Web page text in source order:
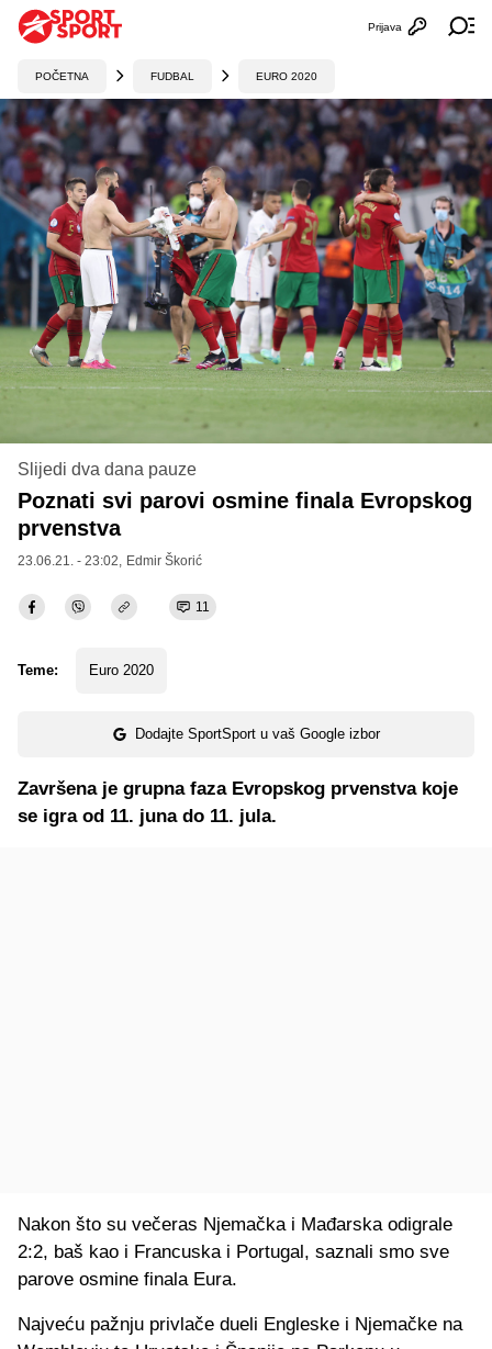
Otvori
Prijava
POČETNA FUDBAL EURO 2020
Slijedi dva dana pauze
Poznati svi parovi osmine finala Evropskog
prvenstva
23.06.21. - 23:02, Edmir Škorić
11
Teme: Euro 2020
Dodajte SportSport u vaš Google izbor
Završena je grupna faza Evropskog prvenstva koje
se igra od 11. juna do 11. jula.
Nakon što su večeras Njemačka i Mađarska odigrale
2:2, baš kao i Francuska i Portugal, saznali smo sve
parove osmine finala Eura.
Najveću pažnju privlače dueli Engleske i Njemačke na